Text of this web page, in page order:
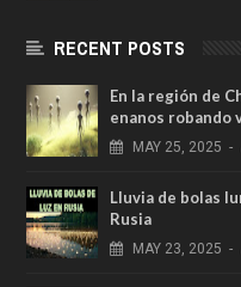
RECENT POSTS
En la región de
enanos robando
MAY 25, 2025 -
Lluvia de bolas
Rusia
MAY 23, 2025 -